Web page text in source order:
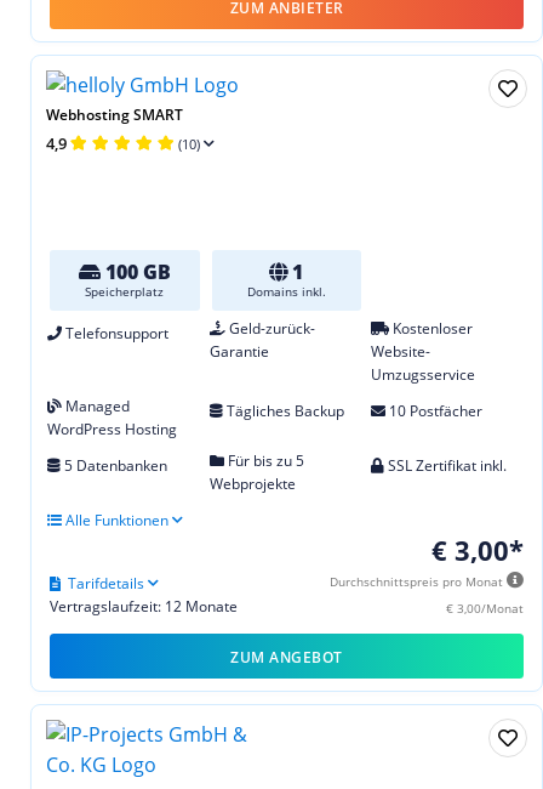
ZUM ANBIETER
Webhosting SMART
4,9 (10)
100 GB
Speicherplatz
1
Domains inkl.
Telefonsupport
Geld-zurück-
Garantie
Kostenloser
Website-
Umzugsservice
Managed
WordPress Hosting
Tägliches Backup 10 Postfächer
5 Datenbanken
Für bis zu 5
Webprojekte
SSL Zertifikat inkl.
Alle Funktionen
€ 3,00*
Durchschnittspreis pro Monat
€ 3,00/Monat
Vertragslaufzeit: 12 Monate
Tarifdetails
ZUM ANGEBOT